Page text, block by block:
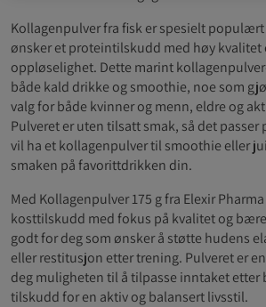
Kollagenpulver fra fisk er spesielt
ønsker et proteintilskudd med høy kvalitet
oppløselighet. Dette marint
både kald drikke og smoothie, noe som
valg for både kvinner og menn, eldre og
Pulveret er uten tilsatt smak, så det passer
vil ha et kollagenpulver til smoothie eller
smaken på favorittdrikken din.
Med Kollagenpulver 175 g fra Elexir
kosttilskudd med fokus på kvalitet og
godt for deg som ønsker å støtte hudens
eller restitusjon etter trening. Pulveret er
deg muligheten til å tilpasse inntaket etter
tilskudd for en aktiv og balansert livsstil.